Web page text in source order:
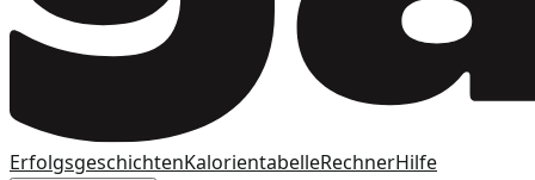
ErfolgsgeschichtenKalorientabelleRechnerHilfe